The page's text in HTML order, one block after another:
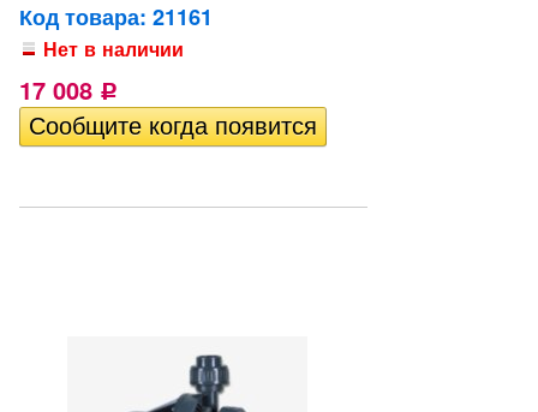
Код товара: 21161
Нет в наличии
17 008 Р